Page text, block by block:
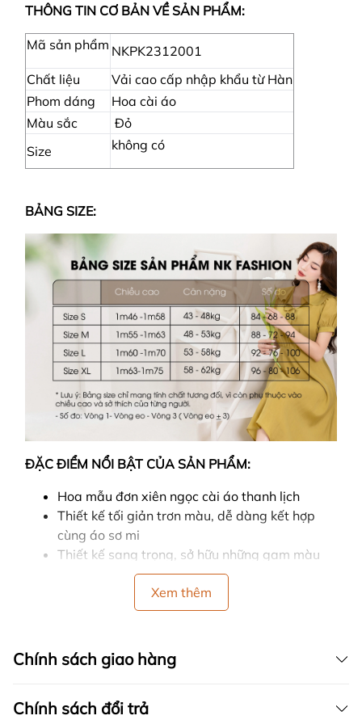
THÔNG TIN CƠ BẢN VỀ SẢN PHẨM:
Mã sản phẩm NKPK2312001
Chất liệu
Vải cao cấp nhập khẩu từ Hàn
Phom dáng
Hoa cài áo
Màu sắc
Đỏ
Size
không có
BẢNG SIZE:
ĐẶC ĐIỂM NỔI BẬT CỦA SẢN PHẨM:
Hoa mẫu đơn xiên ngọc cài áo thanh lịch
Thiết kế tối giản trơn màu, dễ dàng kết hợp
cùng áo sơ mi
Thiết kế sang trọng, sở hữu những gam màu
Gam màu tươi tắn, sang trọng, quý phái
Thoáng mát, thoải mái khi mặc, an toàn cho
Giữ form tốt, bền màu với thời gian
HƯỚNG DẪN SỬ DỤNG:
Xem thêm
Chính sách giao hàng
Chính sách đổi trả